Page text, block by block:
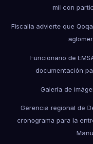
mil con
Fiscalía advierte que
Funcionario de
documentación
Galería de
Gerencia regional de
cronograma para la